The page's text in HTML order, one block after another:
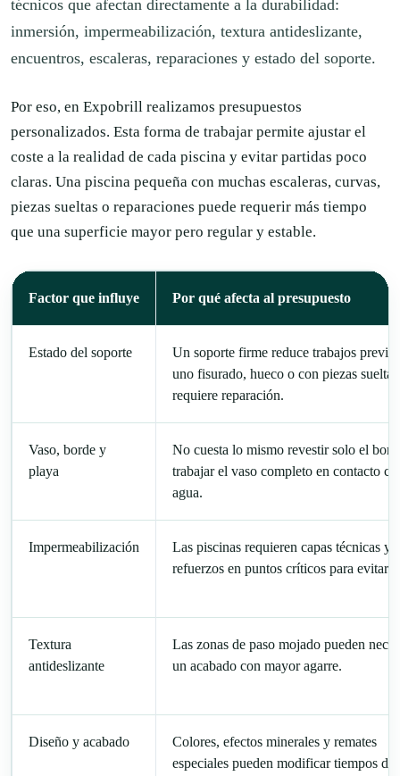
técnicos que afectan directamente a la durabilidad:
inmersión, impermeabilización, textura antideslizante,
encuentros, escaleras, reparaciones y estado del soporte.
Por eso, en Expobrill realizamos presupuestos
personalizados. Esta forma de trabajar permite ajustar el
coste a la realidad de cada piscina y evitar partidas poco
claras. Una piscina pequeña con muchas escaleras, curvas,
piezas sueltas o reparaciones puede requerir más tiempo
que una superficie mayor pero regular y estable.
Factor que influye Por qué afecta al presupuesto
Estado del soporte
Un soporte firme reduce trabajos
uno fisurado, hueco o con piezas sueltas
requiere reparación.
Vaso, borde y
playa
No cuesta lo mismo revestir solo el
trabajar el vaso completo en contacto
agua.
Impermeabilización
Las piscinas requieren capas técnicas y
refuerzos en puntos críticos para evitar
Textura
antideslizante
Las zonas de paso mojado pueden
un acabado con mayor agarre.
Diseño y acabado
Colores, efectos minerales y remates
especiales pueden modificar tiempos de